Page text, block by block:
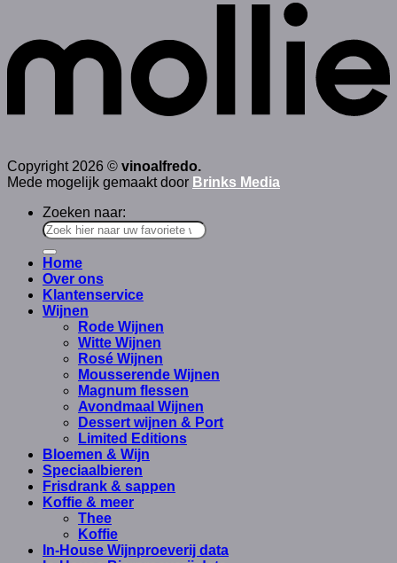
Copyright 2026 © vinoalfredo.
Mede mogelijk gemaakt door Brinks Media
Zoeken naar:
Home
Over ons
Klantenservice
Wijnen
Rode Wijnen
Witte Wijnen
Rosé Wijnen
Mousserende Wijnen
Magnum flessen
Avondmaal Wijnen
Dessert wijnen & Port
Limited Editions
Bloemen & Wijn
Speciaalbieren
Frisdrank & sappen
Koffie & meer
Thee
Koffie
In-House Wijnproeverij data